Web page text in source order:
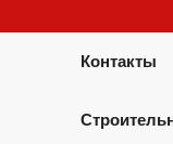
Контакты